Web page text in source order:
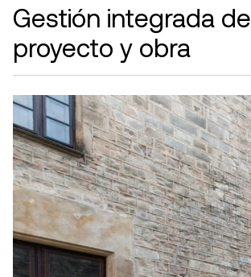
Gestión integrada de
proyecto y obra